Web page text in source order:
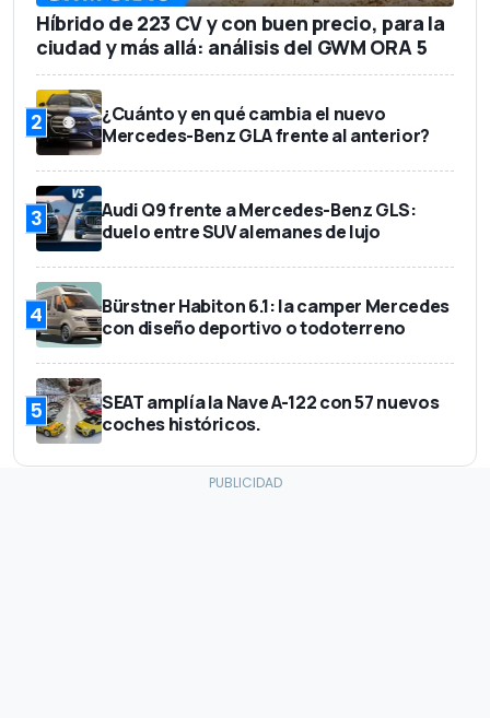
Híbrido de 223 CV y con buen precio, para la
ciudad y más allá: análisis del GWM ORA 5
2
¿Cuánto y en qué cambia el nuevo
Mercedes-Benz GLA frente al anterior?
3
Audi Q9 frente a Mercedes-Benz GLS:
duelo entre SUV alemanes de lujo
4
Bürstner Habiton 6.1: la camper Mercedes
con diseño deportivo o todoterreno
5
SEAT amplía la Nave A-122 con 57 nuevos
coches históricos.